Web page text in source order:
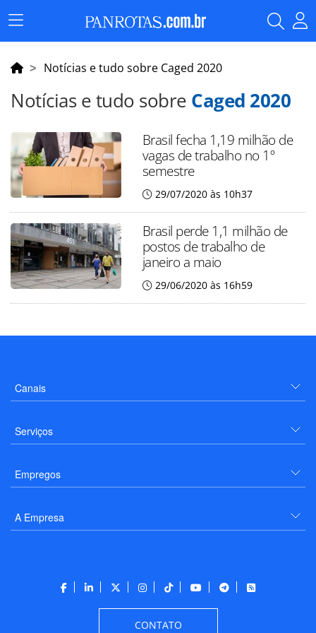
Menu
Principal
Notícias e tudo sobre Caged 2020
Notícias e tudo sobre Caged 2020
Brasil fecha 1,19 milhão de
vagas de trabalho no 1º
semestre
29/07/2020 às 10h37
Brasil perde 1,1 milhão de
postos de trabalho de
janeiro a maio
29/06/2020 às 16h59
Canais
Serviços
Empregos
A Empresa
CONTATO